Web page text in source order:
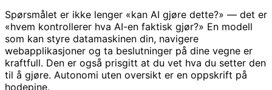
Spørsmålet er ikke lenger «kan AI gjøre dette?» — det er
«hvem kontrollerer hva AI-en faktisk gjør?» En modell
som kan styre datamaskinen din, navigere
webapplikasjoner og ta beslutninger på dine vegne er
kraftfull. Den er også prisgitt at du vet hva du setter den
til å gjøre. Autonomi uten oversikt er en oppskrift på
hodepine.